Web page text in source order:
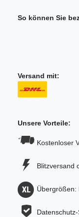
So können Sie
Versand mit:
Unsere Vorteile:
Kostenloser
Blitzversand
Übergrößen: